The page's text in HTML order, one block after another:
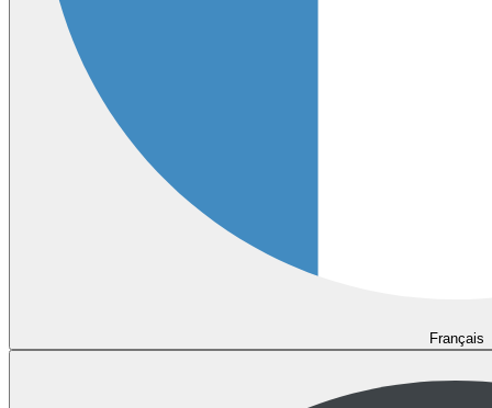
Français